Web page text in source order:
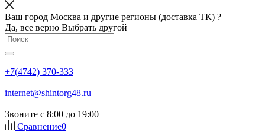
Ваш город Москва и другие регионы (доставка ТК) ?
Да, все верно Выбрать другой
+7(4742) 370-333
internet@shintorg48.ru
Звоните с 8:00 до 19:00
Сравнение0